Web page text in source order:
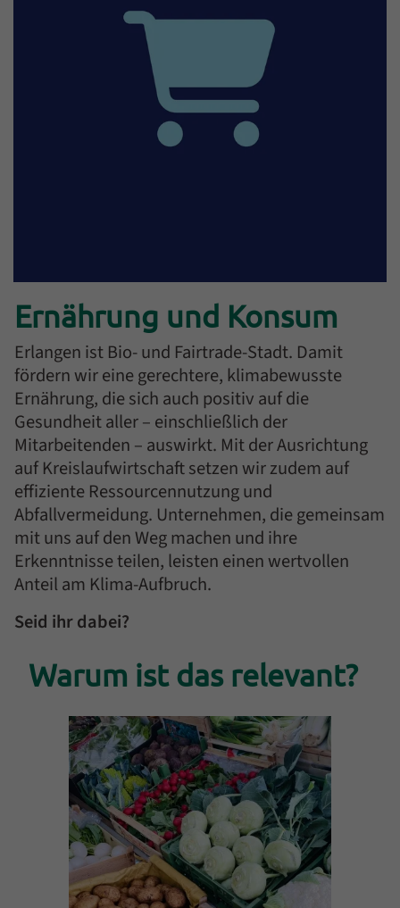
Ernährung und Konsum
Erlangen ist Bio- und Fairtrade-Stadt. Damit
fördern wir eine gerechtere, klimabewusste
Ernährung, die sich auch positiv auf die
Gesundheit aller – einschließlich der
Mitarbeitenden – auswirkt. Mit der Ausrichtung
auf Kreislaufwirtschaft setzen wir zudem auf
effiziente Ressourcennutzung und
Abfallvermeidung. Unternehmen, die gemeinsam
mit uns auf den Weg machen und ihre
Erkenntnisse teilen, leisten einen wertvollen
Anteil am Klima-Aufbruch.
Seid ihr dabei?
Einleitung
Warum ist das relevant?